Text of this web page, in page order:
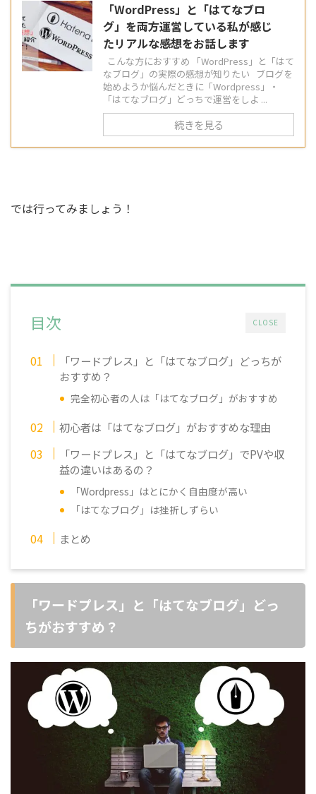
「WordPress」と「はてなブロ
グ」を両方運営している私が感じ
たリアルな感想をお話します
こんな方におすすめ 「WordPress」と「はて
なブログ」の実際の感想が知りたい ブログを
始めようか悩んだときに「Wordpress」・
「はてなブログ」どっちで運営をしよ ...
続きを見る
では行ってみましょう！
CLOSE
目次
「ワードプレス」と「はてなブログ」どっちが
おすすめ？
完全初心者の人は「はてなブログ」がおすすめ
初心者は「はてなブログ」がおすすめな理由
「ワードプレス」と「はてなブログ」でPVや収
益の違いはあるの？
「Wordpress」はとにかく自由度が高い
「はてなブログ」は挫折しずらい
まとめ
「ワードプレス」と「はてなブログ」どっ
ちがおすすめ？